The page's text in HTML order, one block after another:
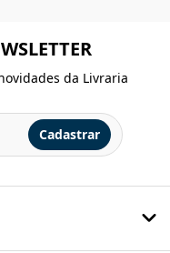
da Livraria
Cadastrar